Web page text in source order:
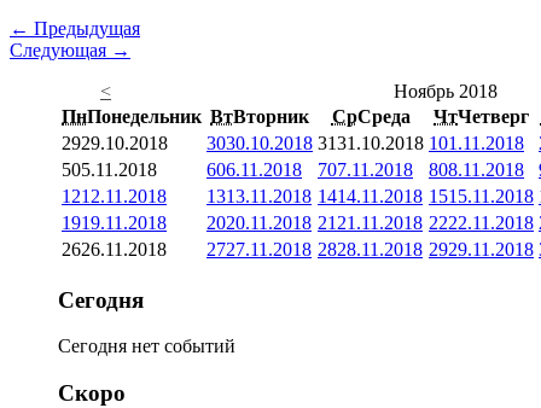
← Предыдущая
Следующая →
<
Ноябрь 2018
ПнПонедельник ВтВторник СрСреда ЧтЧетверг
2929.10.2018 3030.10.2018 3131.10.2018 101.11.2018
505.11.2018 606.11.2018 707.11.2018 808.11.2018
1212.11.2018 1313.11.2018 1414.11.2018 1515.11.2018
1919.11.2018 2020.11.2018 21 21.11.2018 2222.11.2018
2626.11.2018 2727.11.2018 2828.11.2018 2929.11.2018
Сегодня
Сегодня нет событий
Скоро